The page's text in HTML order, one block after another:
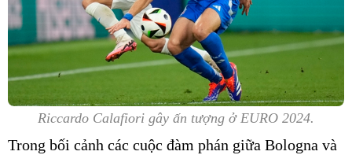
Riccardo Calafiori gây ấn tượng ở EURO 2024.
Trong bối cảnh các cuộc đàm phán giữa Bologna và